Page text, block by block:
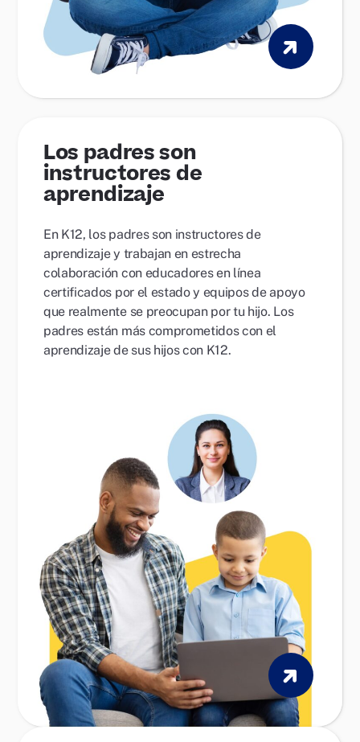
Los padres son
instructores de
aprendizaje
En K12, los padres son instructores de
aprendizaje y trabajan en estrecha
colaboración con educadores en línea
certificados por el estado y equipos de apoyo
que realmente se preocupan por tu hijo. Los
padres están más comprometidos con el
aprendizaje de sus hijos con K12.